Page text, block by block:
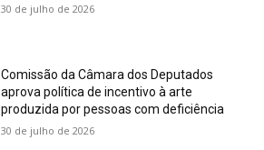
30 de julho de 2026
Comissão da Câmara dos Deputados
aprova política de incentivo à arte
produzida por pessoas com deficiência
30 de julho de 2026